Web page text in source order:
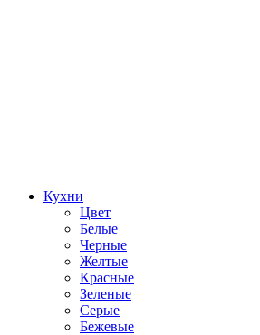
Кухни
Цвет
Белые
Черные
Желтые
Красные
Зеленые
Серые
Бежевые